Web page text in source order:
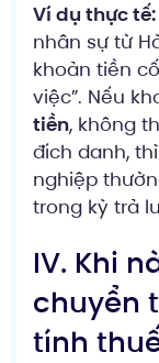
Ví dụ thực tế:
nhân sự từ
khoản tiền
việc”. Nếu
tiền, không
đích danh,
nghiệp
trong kỳ trả
IV. Khi
chuyển
tính